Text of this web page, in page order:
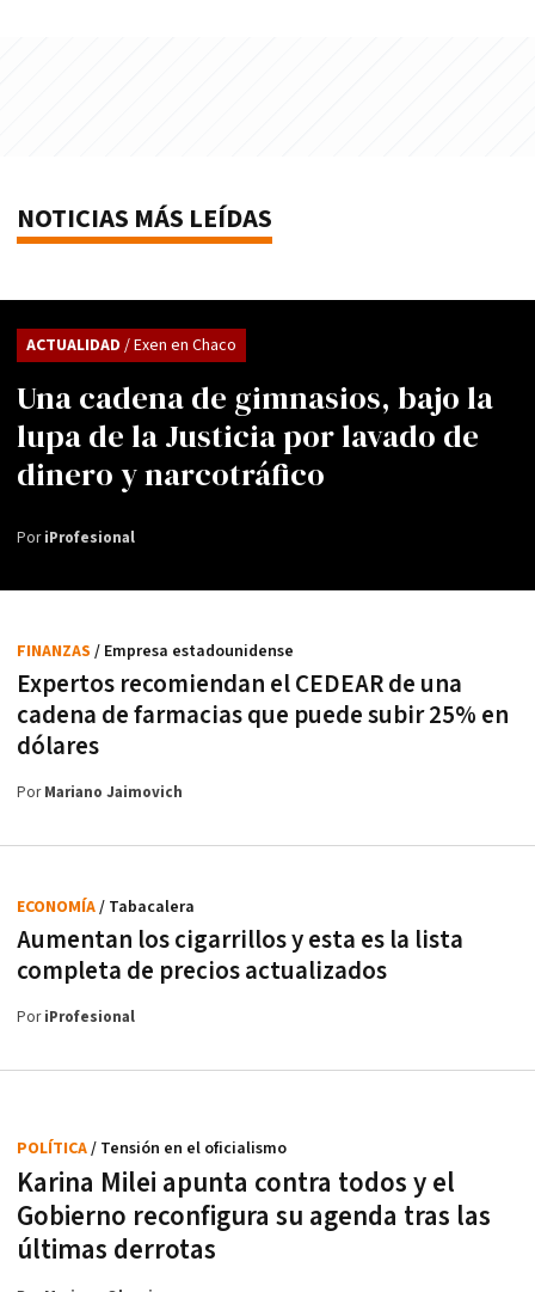
NOTICIAS MÁS LEÍDAS
Una cadena de gimnasios, bajo la
lupa de la Justicia por lavado de
dinero y narcotráfico
ACTUALIDAD / Exen en Chaco
PoriProfesional
Expertos recomiendan el CEDEAR de una
cadena de farmacias que puede subir 25% en
dólares
FINANZAS / Empresa estadounidense
PorMariano Jaimovich
Aumentan los cigarrillos y esta es la lista
completa de precios actualizados
ECONOMÍA/ Tabacalera
PoriProfesional
Karina Milei apunta contra todos y el
Gobierno reconfigura su agenda tras las
últimas derrotas
POLÍTICA/ Tensión en el oficialismo